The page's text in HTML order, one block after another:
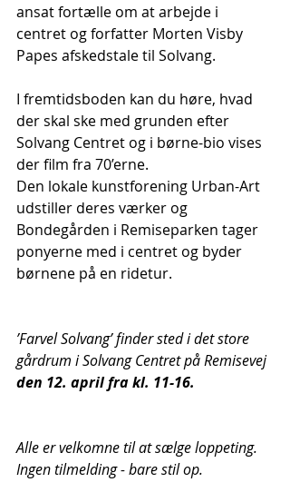
ansat fortælle om at arbejde i
centret og forfatter Morten Visby
Papes afskedstale til Solvang.
I fremtidsboden kan du høre, hvad
der skal ske med grunden efter
Solvang Centret og i børne-bio vises
der film fra 70’erne.
Den lokale kunstforening Urban-Art
udstiller deres værker og
Bondegården i Remiseparken tager
ponyerne med i centret og byder
børnene på en ridetur.
’Farvel Solvang’ finder sted i det store
gårdrum i Solvang Centret på Remisevej
den 12. april fra kl. 11-16.
Alle er velkomne til at sælge loppeting.
Ingen tilmelding - bare stil op.